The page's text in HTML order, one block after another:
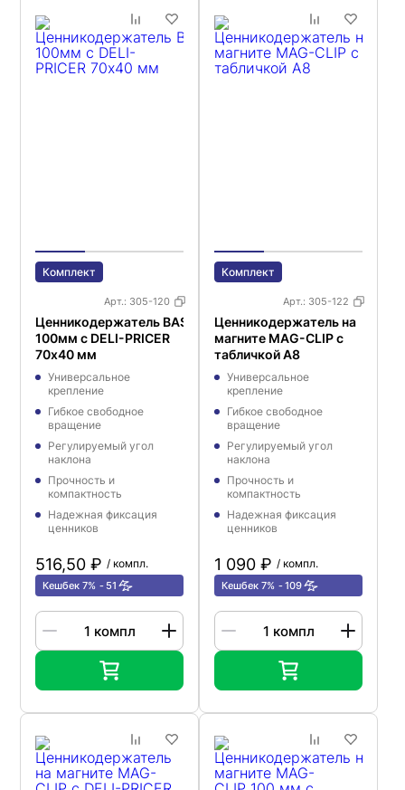
Комплект
Арт.: 305-120
Ценникодержатель BASE CLIP
100мм с DELI-PRICER
70х40 мм
Универсальное
крепление
Гибкое свободное
вращение
Регулируемый угол
наклона
Прочность и
компактность
Надежная фиксация
ценников
516,50 ₽ / компл.
Кешбек 7% 51
Комплект
Арт.: 305-122
Ценникодержатель на
магните MAG-CLIP с
табличкой А8
Универсальное
крепление
Гибкое свободное
вращение
Регулируемый угол
наклона
Прочность и
компактность
Надежная фиксация
ценников
1 090 ₽ / компл.
Кешбек 7% 109